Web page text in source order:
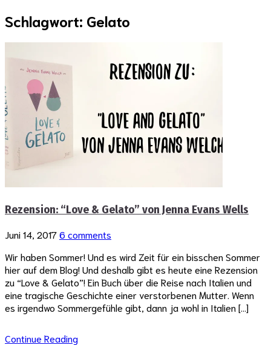
Schlagwort: Gelato
Rezension: “Love & Gelato” von Jenna Evans Wells
Juni 14, 20176 comments
Wir haben Sommer! Und es wird Zeit für ein bisschen Sommer
hier auf dem Blog! Und deshalb gibt es heute eine Rezension
zu “Love & Gelato”! Ein Buch über die Reise nach Italien und
eine tragische Geschichte einer verstorbenen Mutter. Wenn
es irgendwo Sommergefühle gibt, dann ja wohl in Italien […]
Continue Reading